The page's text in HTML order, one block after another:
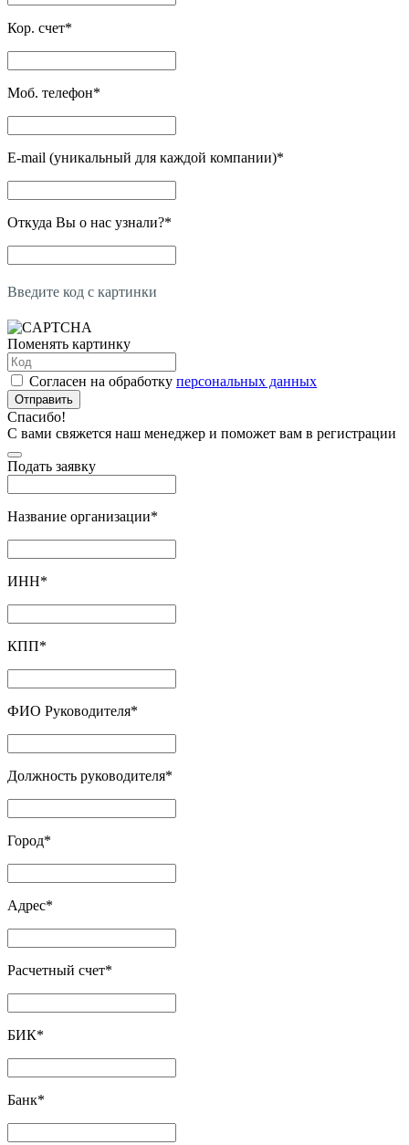
Кор. счет*
Моб. телефон*
E-mail (уникальный для каждой компании)*
Откуда Вы о нас узнали?*
Введите код с картинки
Поменять картинку
Согласен на обработку персональных данных
Отправить
Спасибо!
С вами свяжется наш менеджер и поможет вам в регистрации
Подать заявку
Название организации*
ИНН*
КПП*
ФИО Руководителя*
Должность руководителя*
Город*
Адрес*
Расчетный счет*
БИК*
Банк*